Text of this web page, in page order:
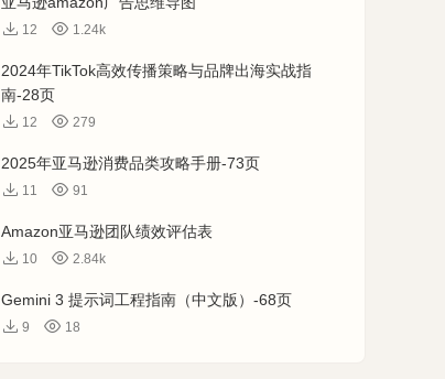
12 1.24k
2024年TikTok高效传播策略与品牌出海实战指
南-28页
12 279
2025年亚马逊消费品类攻略手册-73页
11 91
Amazon亚马逊团队绩效评估表
10 2.84k
Gemini 3 提示词工程指南（中文版）-68页
9 18